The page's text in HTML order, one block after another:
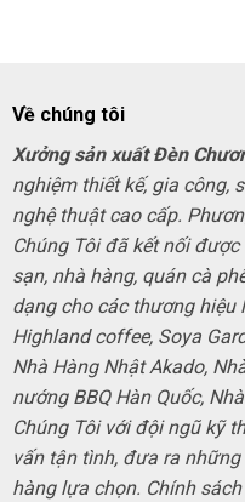
Về chúng tôi
Xưởng sản xuất Đèn
nghiệm thiết kế, gia công,
nghệ thuật cao cấp.
Chúng Tôi đã kết nối
sạn, nhà hàng, quán cà
dạng cho các thương hiệu
Highland coffee, Soya
Nhà Hàng Nhật Akado,
nướng BBQ Hàn Quốc,
Chúng Tôi với đội ngũ kỹ
vấn tận tình, đưa ra
hàng lựa chọn. Chính